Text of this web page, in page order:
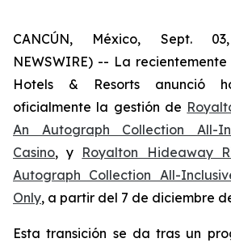
CANCÚN, México, Sept.
NEWSWIRE) -- La
Hotels & Resorts anunció
oficialmente la gestión de
An Autograph Collection All-
Casino, y Royalton Hideaway
Autograph Collection All-
Only, a partir del 7 de diciembre
Esta transición se da tras un